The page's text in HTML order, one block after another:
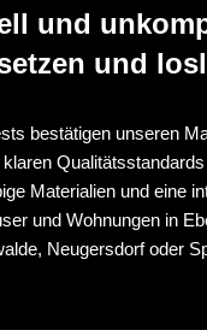
und
und
bestätigen unseren
Materialien und eine
und Wohnungen in
Neugersdorf oder